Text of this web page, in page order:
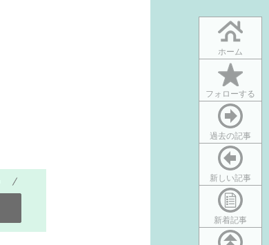
ホーム
フォローする
過去の記事
新しい記事
新着記事